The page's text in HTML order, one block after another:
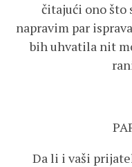
čitajući ono što
napravim par
bih uhvatila nit
Da li i vaši